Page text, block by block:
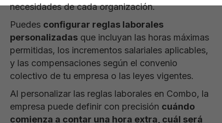
necesidades de cada organización.
Puedes configurar reglas laborales
personalizadas que incluyan las horas máximas
permitidas, los incrementos salariales aplicables,
y las compensaciones según el convenio
colectivo de tu empresa o las leyes vigentes.
Al personalizar las reglas laborales en Combo, la
empresa puede definir con precisión cuándo
comienza a contar una hora extra, cuál será